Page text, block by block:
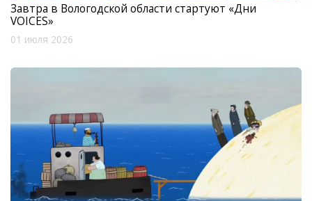
Завтра в Вологодской области стартуют «Дни
VOICES»
01 июля 2026